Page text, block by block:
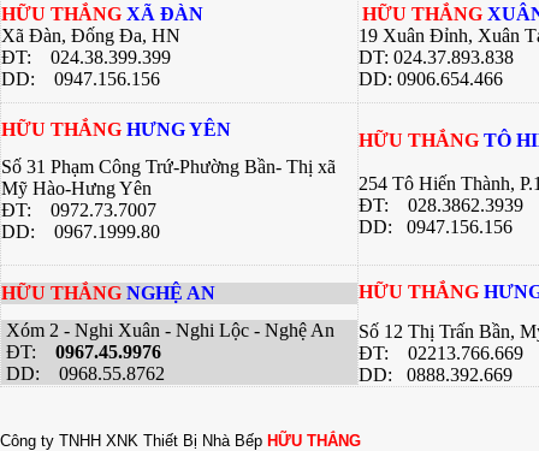
Âu đó là
về 2 dòng
bạn có sự
bếp của gia
HỮU THẮNG XÃ ĐÀN
Xã Đàn, Đống Đa, HN
ĐT: 024.38.399.399
DD: 0947.156.156
HỮU THẮNG
19 Xuân Đỉnh, Xuân
DT: 024.37.893.838
DD: 0906.654.466
HỮU THẮNG HƯNG YÊN
Số 31 Phạm Công Trứ-Phường Bần- Thị xã
Mỹ Hào-Hưng Yên
ĐT: 0972.73.7007
DD: 0967.1999.80
HỮU THẮNG TÔ
254 Tô Hiến Thành,
ĐT:
028.3862.3939
DD: 0947.156.156
HỮU THẮNG NGHỆ AN
Xóm 2 - Nghi Xuân - Nghi Lộc - Nghệ An
ĐT: 0967.45.9976
DD: 0968.55.8762
HỮU THẮNG
Số 12 Thị Trấn Bần,
ĐT: 02213.766.669
DD: 0888.392.669
Công ty TNHH XNK Thiết Bị Nhà Bếp HỮU THẮNG